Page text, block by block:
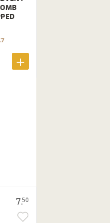
7.50